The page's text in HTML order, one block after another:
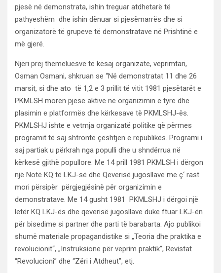
pjesë në demonstrata, ishin treguar atdhetarë të
pathyeshëm dhe ishin dënuar si pjesëmarrës dhe si
organizatorë të grupeve të demonstratave në Prishtinë e
më gjerë.
Njëri prej themeluesve të kësaj organizate, veprimtari,
Osman Osmani, shkruan se “Në demonstratat 11 dhe 26
marsit, si dhe ato të 1,2 e 3 prillit të vitit 1981 pjesëtarët e
PKMLSH morën pjesë aktive në organizimin e tyre dhe
plasimin e platformës dhe kërkesave të PKMLSHJ-ës.
PKMLSHJ ishte e vetmja organizatë politike që përmes
programit të saj shtronte çështjen e republikës. Programi i
saj partiak u përkrah nga populli dhe u shndërrua në
kërkesë gjithë popullore. Me 14 prill 1981 PKMLSH i dërgon
një Notë KQ të LKJ-së dhe Qeverisë jugosllave me ç‘ rast
mori përsipër përgjegjësinë për organizimin e
demonstratave. Me 14 gusht 1981 PKMLSHJ i dërgoi një
letër KQ LKJ-ës dhe qeverisë jugosllave duke ftuar LKJ-ën
për bisedime si partner dhe parti të barabarta. Ajo publikoi
shumë materiale propagandistike si „Teoria dhe praktika e
revolucionit“, „Instruksione për veprim praktik“, Revistat
“Revolucioni” dhe “Zëri i Atdheut”, etj.